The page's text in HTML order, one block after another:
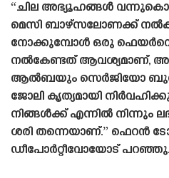
“ചില അഭ്യൂഹങ്ങൾ
മെസി ബാഴ്‌സലോണക്ക്
നോക്കുമ്പോൾ ഒരു
നൽകേണ്ടത് ആവശ്യമാണ്, അത്
ആൽബയും സെർജിയോ
ജോലി കൃത്യമായി
നിങ്ങൾക്ക് എന്നിൽ നിന്നും
ശരി തന്നെയാണ്.” ഫെറൻ
ഡീപോർറ്റീവോയോട് പറഞ്ഞു.